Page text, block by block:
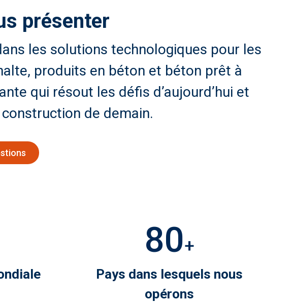
présenter
les solutions technologiques pour les
produits en béton et béton prêt à
qui résout les défis d’aujourd’hui et
de demain.
80+
Pays dans lesquels nous
opérons